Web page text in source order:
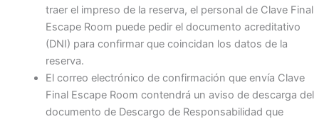
traer el impreso de la reserva, el personal de Clave Final
Escape Room puede pedir el documento acreditativo
(DNI) para confirmar que coincidan los datos de la
reserva.
El correo electrónico de confirmación que envía Clave
Final Escape Room contendrá un aviso de descarga del
documento de Descargo de Responsabilidad que